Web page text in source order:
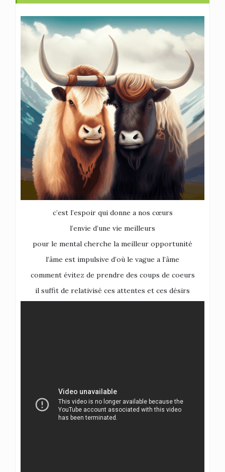
c’est l’espoir qui donne a nos cœurs
l’envie d’une vie meilleurs
pour le mental cherche la meilleur opportunité
l’âme est impulsive d’où le vague a l’âme
comment évitez de prendre des coups de coeurs
il suffit de relativisé ces attentes et ces désirs